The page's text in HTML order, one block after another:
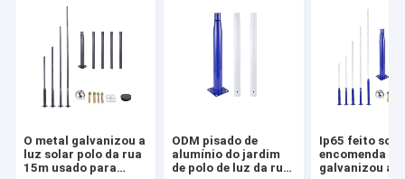
O metal galvanizou a
luz solar polo da rua
15m usado para
ODM pisado de
alumínio do jardim
de polo de luz da rua
Ip65 feito sob
encomenda
galvanizou a